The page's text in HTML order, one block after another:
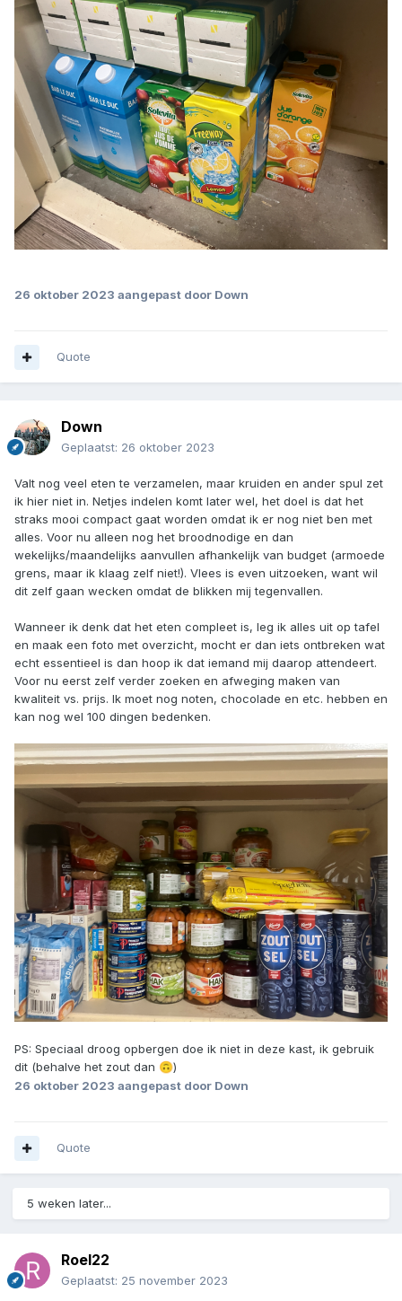
26 oktober 2023 aangepast door Down
Quote
Down
Geplaatst: 26 oktober 2023
Valt nog veel eten te verzamelen, maar kruiden en ander spul zet
ik hier niet in. Netjes indelen komt later wel, het doel is dat het
straks mooi compact gaat worden omdat ik er nog niet ben met
alles. Voor nu alleen nog het broodnodige en dan
wekelijks/maandelijks aanvullen afhankelijk van budget (armoede
grens, maar ik klaag zelf niet!). Vlees is even uitzoeken, want wil
dit zelf gaan wecken omdat de blikken mij tegenvallen.
Wanneer ik denk dat het eten compleet is, leg ik alles uit op tafel
en maak een foto met overzicht, mocht er dan iets ontbreken wat
echt essentieel is dan hoop ik dat iemand mij daarop attendeert.
Voor nu eerst zelf verder zoeken en afweging maken van
kwaliteit vs. prijs. Ik moet nog noten, chocolade en etc. hebben en
kan nog wel 100 dingen bedenken.
PS: Speciaal droog opbergen doe ik niet in deze kast, ik gebruik
dit (behalve het zout dan 🙃)
26 oktober 2023 aangepast door Down
Quote
5 weken later...
Roel22
Geplaatst: 25 november 2023